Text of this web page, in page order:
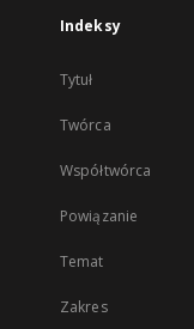
Indeksy
Tytuł
Twórca
Współtwórca
Powiązanie
Temat
Zakres